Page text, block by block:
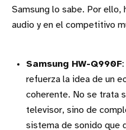
Samsung lo sabe. Por ello,
audio y en el competitivo
Samsung HW-Q990F
refuerza la idea de un
coherente. No se trata
televisor, sino de
sistema de sonido que